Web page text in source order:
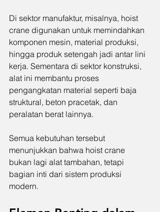
Di sektor manufaktur, misalnya, hoist
crane digunakan untuk memindahkan
komponen mesin, material produksi,
hingga produk setengah jadi antar lini
kerja. Sementara di sektor konstruksi,
alat ini membantu proses
pengangkatan material seperti baja
struktural, beton pracetak, dan
peralatan berat lainnya.
Semua kebutuhan tersebut
menunjukkan bahwa hoist crane
bukan lagi alat tambahan, tetapi
bagian inti dari sistem produksi
modern.